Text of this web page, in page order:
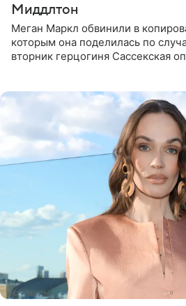
Миддлтон
Меган Маркл обвинили в
которым она поделилась по
вторник герцогиня Сассекская